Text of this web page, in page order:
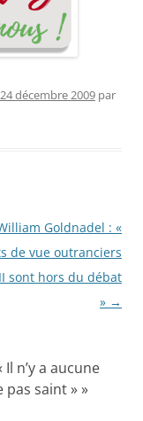
24 décembre 2009 par
Goldnadel : «
de vue outranciers
sont hors du débat
» →
n’y a aucune
pas saint »»